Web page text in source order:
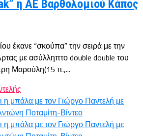
η ΑΕ Βαρθολομιού Κάπος
έκανε “σκούπα” την σειρά με την
με ασύλληπτο double double του
Μαρούλη(15 π.,...